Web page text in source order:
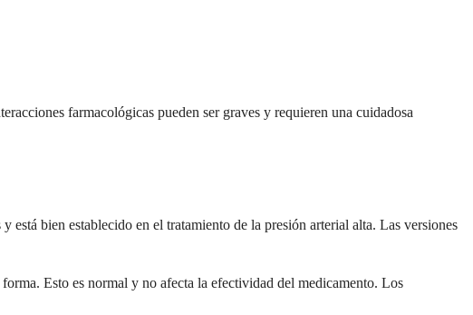
farmacológicas pueden ser graves y requieren una cuidadosa
bien establecido en el tratamiento de la presión arterial alta. Las versiones
Esto es normal y no afecta la efectividad del medicamento. Los